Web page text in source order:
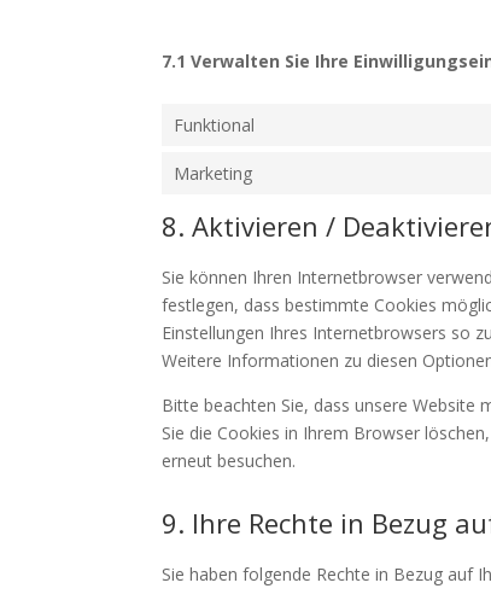
7.1 Verwalten Sie Ihre
Funktional
Marketing
8. Aktivieren /
Sie können Ihren Internetbrowser
festlegen, dass bestimmte Cookies
Einstellungen Ihres Internetbrowsers so
Weitere Informationen zu diesen
Bitte beachten Sie, dass unsere Website
Sie die Cookies in Ihrem Browser
erneut besuchen.
9. Ihre Rechte in Bezug
Sie haben folgende Rechte in Bezug auf